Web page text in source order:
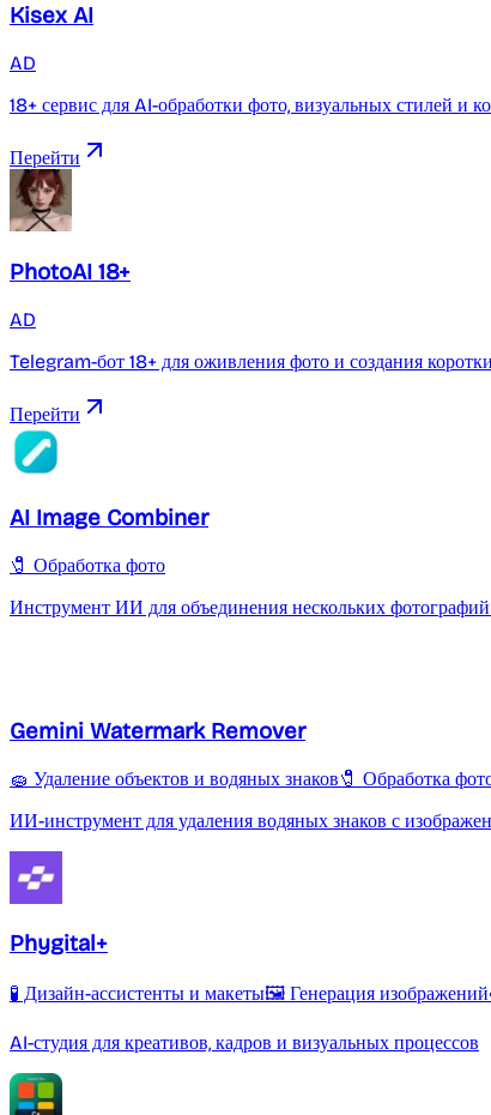
Kisex AI
AD
18+ сервис для AI-обработки фото, визуальных стилей и
Перейти
PhotoAI 18+
AD
Telegram-бот 18+ для оживления фото и создания
Перейти
AI Image Combiner
🧷 Обработка фото
Инструмент ИИ для объединения нескольких
Gemini Watermark Remover
🧽 Удаление объектов и водяных знаков🧷 Обработка
ИИ-инструмент для удаления водяных знаков с
Phygital+
🧪 Дизайн-ассистенты и макеты🖼️ Генерация изображений
AI-студия для креативов, кадров и визуальных процессов